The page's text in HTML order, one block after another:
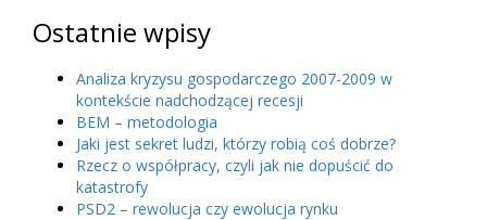
Ostatnie wpisy
Analiza kryzysu gospodarczego 2007-2009 w
kontekście nadchodzącej recesji
BEM – metodologia
Jaki jest sekret ludzi, którzy robią coś dobrze?
Rzecz o współpracy, czyli jak nie dopuścić do
katastrofy
PSD2 – rewolucja czy ewolucja rynku